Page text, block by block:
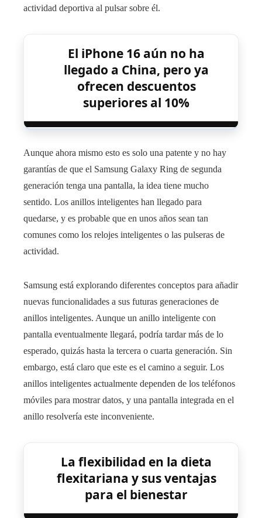
actividad deportiva al pulsar sobre él.
El iPhone 16 aún no ha
llegado a China, pero ya
ofrecen descuentos
superiores al 10%
Aunque ahora mismo esto es solo una patente y no hay
garantías de que el Samsung Galaxy Ring de segunda
generación tenga una pantalla, la idea tiene mucho
sentido. Los anillos inteligentes han llegado para
quedarse, y es probable que en unos años sean tan
comunes como los relojes inteligentes o las pulseras de
actividad.
Samsung está explorando diferentes conceptos para añadir
nuevas funcionalidades a sus futuras generaciones de
anillos inteligentes. Aunque un anillo inteligente con
pantalla eventualmente llegará, podría tardar más de lo
esperado, quizás hasta la tercera o cuarta generación. Sin
embargo, está claro que este es el camino a seguir. Los
anillos inteligentes actualmente dependen de los teléfonos
móviles para mostrar datos, y una pantalla integrada en el
anillo resolvería este inconveniente.
La flexibilidad en la dieta
flexitariana y sus ventajas
para el bienestar